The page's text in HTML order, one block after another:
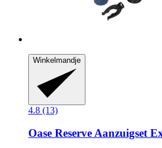
Winkelmandje
4.8 (13)
Oase Reserve Aanzuigset